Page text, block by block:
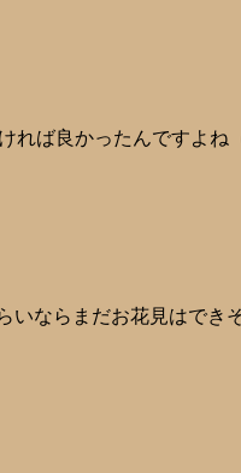
ば良かったんですよ
いならまだお花見はで